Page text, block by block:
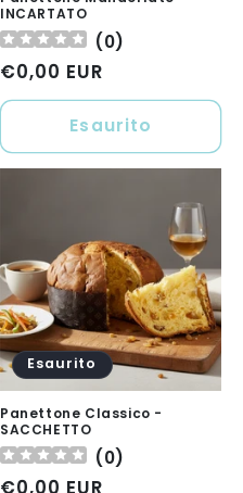
INCARTATO
(0)
Prezzo
di
€0,00 EUR
Esaurito
Esaurito
Panettone Classico -
SACCHETTO
(0)
Prezzo
€0,00 EUR